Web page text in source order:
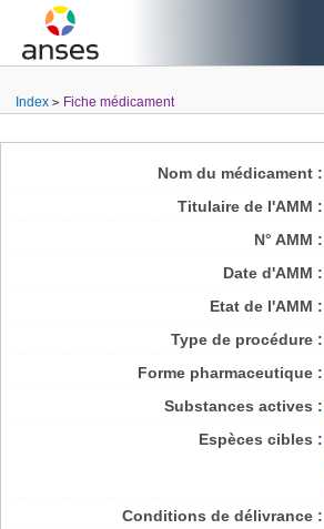
Index Fiche médicament
Nom du médicament :
Titulaire de l'AMM :
N° AMM :
Date d'AMM :
Etat de l'AMM :
Type de procédure :
Forme pharmaceutique :
Substances actives :
Espèces cibles :
Conditions de délivrance :